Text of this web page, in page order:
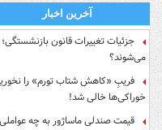
آخرین اخبار
جزئیات تغییرات قانون
می‌شوند؟
خوراکی‌ها خالی شد!
قیمت صندلی ماساژور به چه